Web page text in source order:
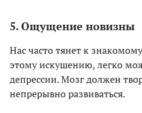
5. Ощущение новизны
Нас часто тянет к
этому искушению, легко
депрессии. Мозг должен
непрерывно развиваться.